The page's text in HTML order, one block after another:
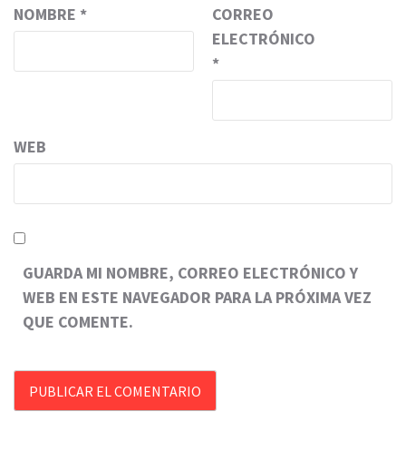
NOMBRE *
CORREO
ELECTRÓNICO
*
WEB
GUARDA MI NOMBRE, CORREO ELECTRÓNICO Y
WEB EN ESTE NAVEGADOR PARA LA PRÓXIMA VEZ
QUE COMENTE.